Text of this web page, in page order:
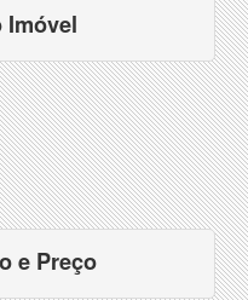
Imóvel
e Preço